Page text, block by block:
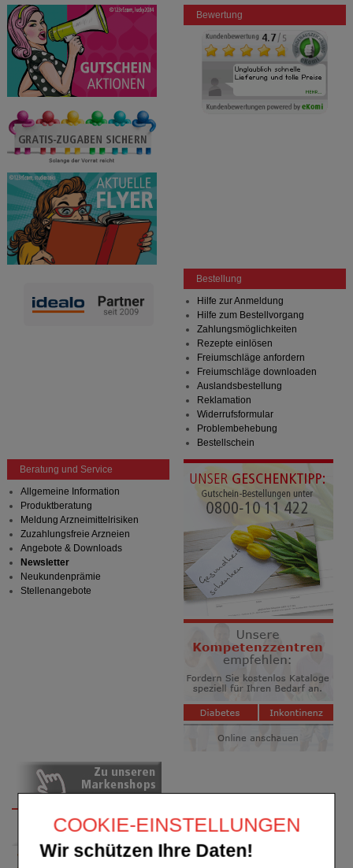
COOKIE-EINSTELLUNGEN
Wir schützen Ihre Daten!
Bewertung
Bestellung
Hilfe zur Anmeldung
Hilfe zum Bestellvorgang
Zahlungsmöglichkeiten
Rezepte einlösen
Freiumschläge anfordern
Freiumschläge downloaden
Auslandsbestellung
Reklamation
Widerrufsformular
Problembehebung
Bestellschein
Beratung und Service
Allgemeine Information
Produktberatung
Meldung Arzneimittelrisiken
Zuzahlungsfreie Arzneien
Angebote & Downloads
Newsletter
Neukundenprämie
Stellenangebote